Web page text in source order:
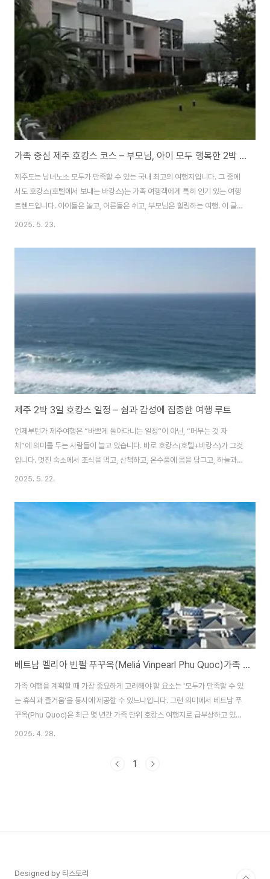
모님께 불편함 없도록 차량 내부 쾌적하게 유지🍽️ 12:00 – 공항 근처 전복죽
or 고기국수 점심추천 식당: 네거리식당 / 삼대국수회관자극적이지 않고 부드
러운 메뉴 선택🏨 14:30 – 숙소 체크인 (중문 or 애월 지역 추천)추천 ..
가족 중심 제주 호캉스 코스 – 부모님, 아이 모두 행복한 2박 3일 여정
제주도는 남녀노소 모두가 만족할 수 있는 국내 최고의 여행지입니다. 그 중에
서도 호캉스(호텔에서 보내는 바캉스)는 가족 여행객에게 특히 인기 있는 여행
트렌드입니다. 아이들은 놀고, 어른들은 쉬고, 부모님은 힐링하는 여행. 이 글에
서는 아이 동반 가족 / 부모님과의 동행 / 3세대 가족에게 딱 맞는 제주 2박 3
유로운 휴식✈️ 11:00 – 제주공항 도착 & 렌터카 픽업렌터카는 대형 SUV 또는
치조림식당 추천: 삼대국수회관 / 해녀의집🏨 14:30 – 숙소 체..
2025. 5. 23.
제주 2박 3일 호캉스 일정 – 쉼과 감성에 집중한 여행 루트
언제부턴가 제주여행은 “바쁘게 돌아다니는 일정”이 아닌, “머무는 것 자
체”에 의미를 두는 사람들이 늘고 있습니다. 바로 호캉스(호텔+바캉스)가 그것
입니다. 멋진 숙소에서 조식을 먹고, 산책하고, 온수풀에 몸을 담그고, 하늘과
바다를 바라보는 여정. 이 글에서는 바쁜 일정 대신 ‘쉼’을 중심으로 구성한 제
호텔에서의 여유로운 오후✈️ 10:00 – 제주국제공항 도착가급적 오전 중 도착
항공권 예약렌터카는 미리 예약 후 공항 앞 픽업🍴 11:30 – 공항 근처 점심 (추
천: 동문시장 or 삼대국수)고기국수: 제주만의 육수와 수육이 어우러진 별미전
복돌솥밥: 공항 근처 현지 식당에서 고급스럽게 즐기기🏨 13:00 – 숙소 체..
2025. 5. 22.
베트남 멜리아 빈펄 푸꾸옥(Meliá Vinpearl Phu Quoc)가족 호캉스
가족 여행을 계획할 때 가장 중요하게 고려해야 할 요소는 ‘모두가 만족할 수 있
는 휴식과 즐거움’을 동시에 제공할 수 있느냐입니다. 그런 의미에서 베트남 푸
꾸옥(Phu Quoc)은 최근 몇 년간 가족 단위 호캉스 여행지로 급부상하고 있으
며, 특히 그중에서도 멜리아 빈펄 푸꾸옥(Meliá Vinpearl Phu Quoc)은 프
2025. 4. 28.
1
Designed by 티스토리